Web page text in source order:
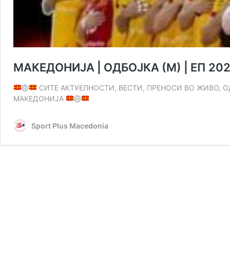
МАКЕДОНИЈА | ОДБОЈКА (M) | ЕП
🏐
СИТЕ АКТУЕЛНОСТИ, ВЕСТИ, ПРЕНОСИ ВО ЖИВО,
МАКЕДОНИЈА
🏐
Sport Plus Macedonia